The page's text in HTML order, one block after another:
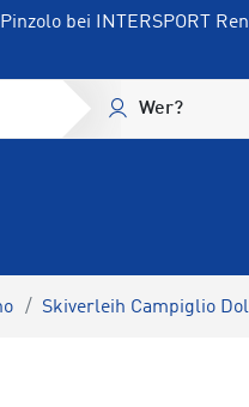
bei INTERSPORT
Wer?
Skiverleih Campiglio